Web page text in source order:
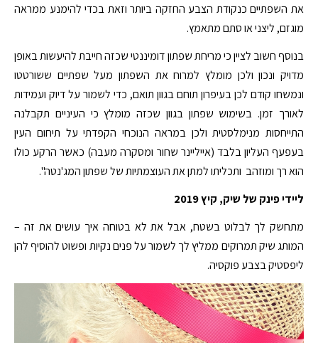
את השפתיים כנקודת הצבע החזקה ביותר וזאת בכדי להימנע ממראה
מוגזם, ליצני או סתם מתאמץ.
בנוסף חשוב לציין כי מריחת שפתון דומיננטי שכזה חייבת להיעשות באופן
מדויק ונכון ולכן מומלץ למרוח את השפתון מעל שפתיים ששורטטו
ונמשחו קודם לכן בעיפרון תוחם בגוון תואם, כדי לשמור על דיוק ועמידות
לאורך זמן. בשימוש שפתון בגוון שכזה מומלץ כי העיניים תקבלנה
התייחסות מנימלסטית ולכן במראה הנוכחי הקפדתי על תיחום העין
בעפעף העליון בלבד (אייליינר שחור ומסקרה מעבה) כאשר הרקע כולו
הוא רך ומוזהב ותכליתו למתן את העוצמתיות של שפתון המג'נטה".
ליידי פינק של שיק, קיץ 2019
מתחשק לך לבלוט בשטח, אבל את לא בטוחה איך עושים את זה –
המותג שיק תמרוקים ממליץ לך לשמור על פנים נקיות ופשוט להוסיף להן
ליפסטיק בצבע פוקסיה.